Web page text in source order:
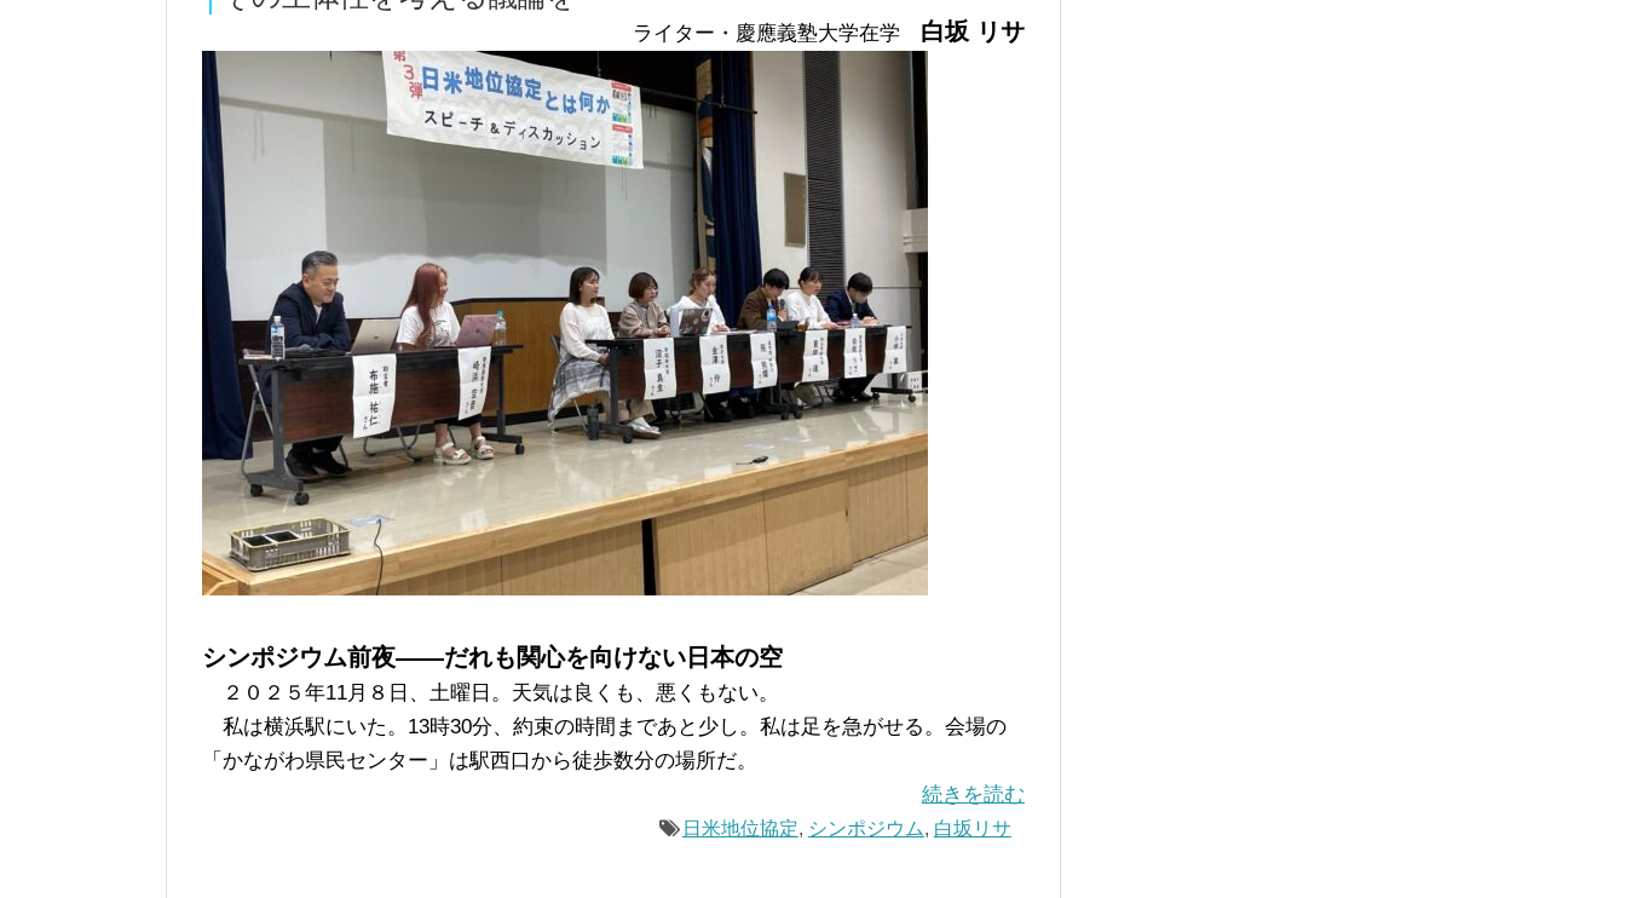
ライター・慶應義塾大学在学 白坂 リサ
シンポジウム前夜――だれも関心を向けない日本の空
２０２５年11月８日、土曜日。天気は良くも、悪くもない。
私は横浜駅にいた。13時30分、約束の時間まであと少し。私は足を急がせる。会場の
「かながわ県民センター」は駅西口から徒歩数分の場所だ。
続きを読む
日米地位協定, シンポジウム, 白坂リサ